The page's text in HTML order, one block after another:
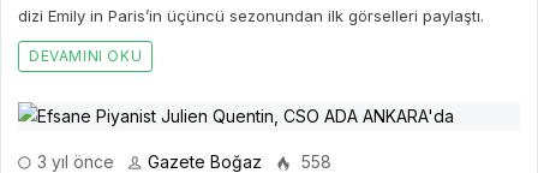
dizi Emily in Paris’in üçüncü sezonundan ilk görselleri paylaştı.
DEVAMINI OKU
3 yıl önce Gazete Boğaz 558